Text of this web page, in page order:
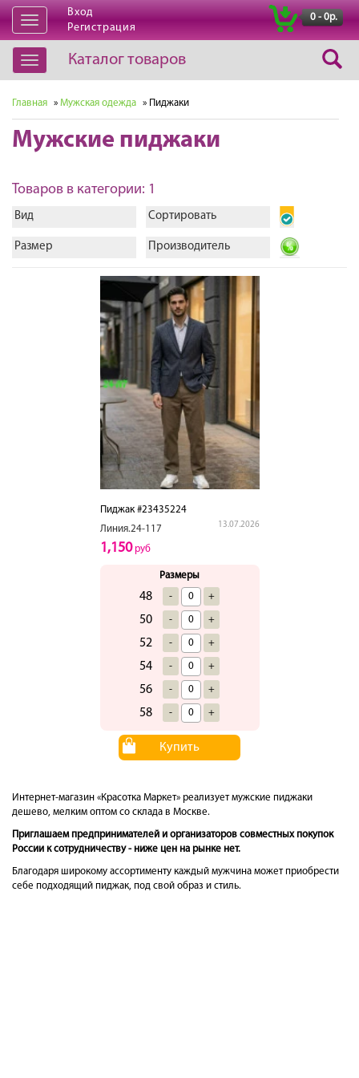
Открыть
навигацию
Вход
Регистрация
0 - 0р.
Открыть
навигацию
Каталог товаров
Главная » Мужская одежда » Пиджаки
Мужские пиджаки
Товаров в категории: 1
Вид Сортировать
Размер Производитель
Пиджак #23435224
Линия.24-117
13.07.2026
1,150руб
Размеры
48 - +
50 - +
52 - +
54 - +
56 - +
58 - +
Купить
Интернет-магазин «Красотка Маркет» реализует мужские пиджаки
дешево, мелким оптом со склада в Москве.
Приглашаем предпринимателей и организаторов совместных покупок
России к сотрудничеству - ниже цен на рынке нет.
Благодаря широкому ассортименту каждый мужчина может приобрести
себе подходящий пиджак, под свой образ и стиль.